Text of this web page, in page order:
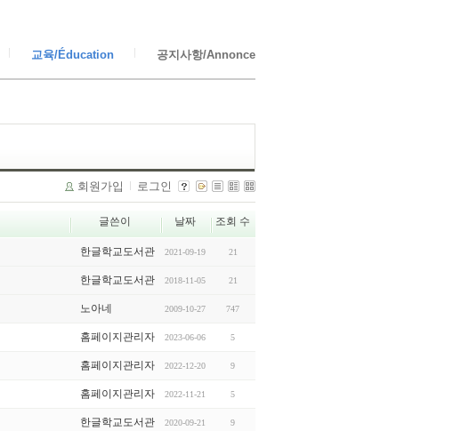
교육/Éducation 공지사항/Annonce
회원가입 로그인
글쓴이 날짜 조회 수
한글학교도서관 2021-09-19 21
한글학교도서관 2018-11-05 21
노아네 2009-10-27 747
홈페이지관리자 2023-06-06 5
홈페이지관리자 2022-12-20 9
홈페이지관리자 2022-11-21 5
한글학교도서관 2020-09-21 9